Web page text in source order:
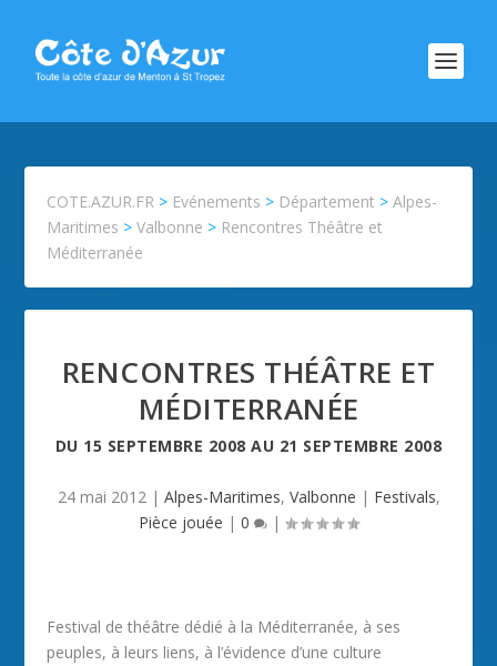
COTE.AZUR.FR > Evénements > Département >Alpes-
Maritimes >Valbonne > Rencontres Théâtre et
Méditerranée
RENCONTRES THÉÂTRE ET
MÉDITERRANÉE
DU 15 SEPTEMBRE 2008 AU 21 SEPTEMBRE 2008
24 mai 2012| Alpes-Maritimes, Valbonne | Festivals,
Pièce jouée | 0 |
Festival de théâtre dédié à la Méditerranée, à ses
peuples, à leurs liens, à l’évidence d’une culture